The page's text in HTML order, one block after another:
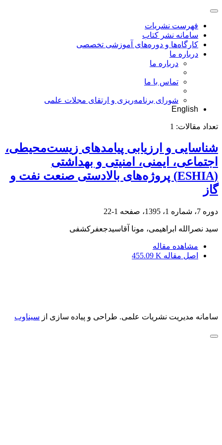
فهرست نشریات
سامانه نشر کتاب
کارگاه‌ها و دوره‌های آموزشی تخصصی
درباره ما
درباره ما
تماس با ما
شورای برنامه‌ریزی و ارتقای مجلات علمی
English
تعداد مقالات: 1
شناسایی و ارزیابی پیامدهای زیست‌محیطی،
اجتماعی، ایمنی، امنیتی و بهداشتی
(ESHIA) پروژه‌های بالادستی صنعت نفت و
گاز
دوره 7، شماره 1، 1395، صفحه 1-22
سید نصرالله ابراهیمی، مونا آقاسیدجعفرکشفی
مشاهده مقاله
اصل مقاله 455.09 K
سامانه مدیریت نشریات علمی. طراحی و پیاده سازی از سیناوب